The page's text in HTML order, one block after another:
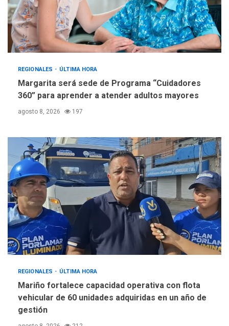
REGIONALES ÚLTIMA HORA
Margarita será sede de Programa “Cuidadores
360” para aprender a atender adultos mayores
agosto 8, 2026 197
REGIONALES ÚLTIMA HORA
Mariño fortalece capacidad operativa con flota
vehicular de 60 unidades adquiridas en un año de
gestión